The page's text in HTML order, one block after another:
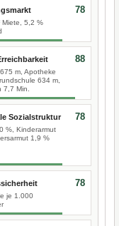
Miete, 5,2 %
78
m, Apotheke
634 m,
Min.
88
Sozialstruktur
%, Kinderarmut
1,9 %
78
je 1.000
78